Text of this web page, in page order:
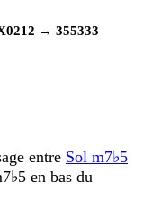
→ 355333
entre Sol m7♭5
en bas du